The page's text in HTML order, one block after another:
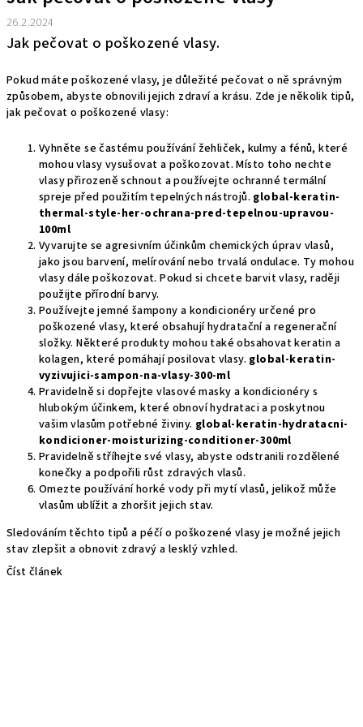
26.2.2024
Jak pečovat o poškozené vlasy.
Pokud máte poškozené vlasy, je důležité pečovat o ně správným
způsobem, abyste obnovili jejich zdraví a krásu. Zde je několik tipů,
jak pečovat o poškozené vlasy:
Vyhněte se častému používání žehliček, kulmy a fénů, které
mohou vlasy vysušovat a poškozovat. Místo toho nechte
vlasy přirozeně schnout a používejte ochranné termální
spreje před použitím tepelných nástrojů. global-keratin-
thermal-style-her-ochrana-pred-tepelnou-upravou-
100ml
Vyvarujte se agresivním účinkům chemických úprav vlasů,
jako jsou barvení, melírování nebo trvalá ondulace. Ty mohou
vlasy dále poškozovat. Pokud si chcete barvit vlasy, raději
použijte přírodní barvy.
Používejte jemné šampony a kondicionéry určené pro
poškozené vlasy, které obsahují hydratační a regenerační
složky. Některé produkty mohou také obsahovat keratin a
kolagen, které pomáhají posilovat vlasy. global-keratin-
vyzivujici-sampon-na-vlasy-300-ml
Pravidelně si dopřejte vlasové masky a kondicionéry s
hlubokým účinkem, které obnoví hydrataci a poskytnou
vašim vlasům potřebné živiny. global-keratin-hydratacni-
kondicioner-moisturizing-conditioner-300ml
Pravidelně stříhejte své vlasy, abyste odstranili rozdělené
konečky a podpořili růst zdravých vlasů.
Omezte používání horké vody při mytí vlasů, jelikož může
vlasům ublížit a zhoršit jejich stav.
Sledováním těchto tipů a péčí o poškozené vlasy je možné jejich
stav zlepšit a obnovit zdravý a lesklý vzhled.
Číst článek